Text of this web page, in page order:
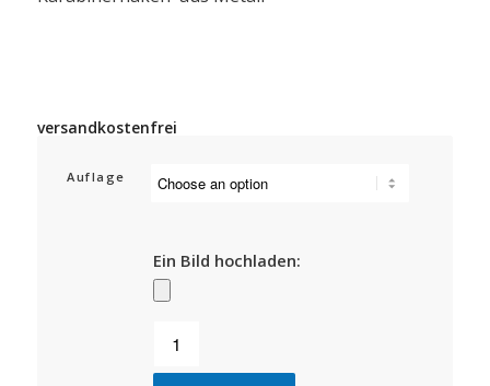
versandkostenfrei
Auflage
Ein Bild hochladen: